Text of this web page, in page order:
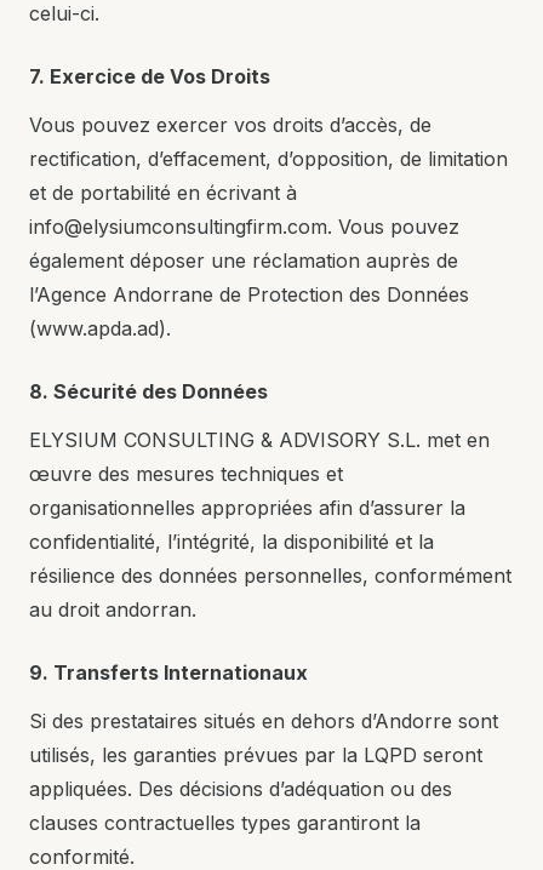
celui-ci.
7. Exercice de Vos Droits
Vous pouvez exercer vos droits d’accès, de
rectification, d’effacement, d’opposition, de limitation
et de portabilité en écrivant à
info@elysiumconsultingfirm.com. Vous pouvez
également déposer une réclamation auprès de
l’Agence Andorrane de Protection des Données
(www.apda.ad).
8. Sécurité des Données
ELYSIUM CONSULTING & ADVISORY S.L. met en
œuvre des mesures techniques et
organisationnelles appropriées afin d’assurer la
confidentialité, l’intégrité, la disponibilité et la
résilience des données personnelles, conformément
au droit andorran.
9. Transferts Internationaux
Si des prestataires situés en dehors d’Andorre sont
utilisés, les garanties prévues par la LQPD seront
appliquées. Des décisions d’adéquation ou des
clauses contractuelles types garantiront la
conformité.